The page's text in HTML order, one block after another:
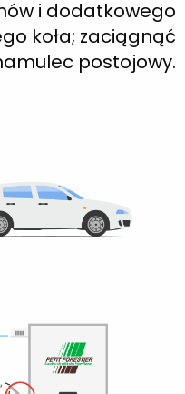
i dodatkowego
koła; zaciągnąć
postojowy.